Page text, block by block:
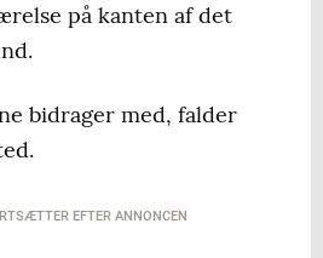
på kanten af det
bidrager med, falder
EFTER ANNONCEN